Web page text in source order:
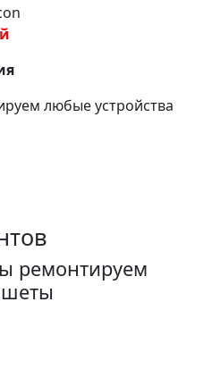
любые устройства
ремонтируем